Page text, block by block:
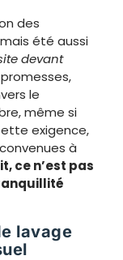
des
été aussi
devant
le
même si
exigence,
à
ce n’est pas
lavage